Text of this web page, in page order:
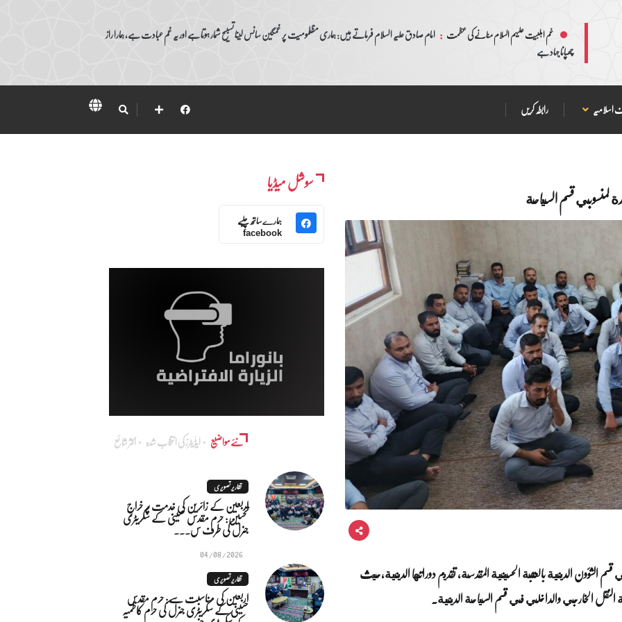
غم اہلبیت علیہم السلام منانے کی عظمت : امام صادق علیہ السلام فرماتے ہیں: ہماری مظلمومیت پر غمگین سانس لینا تسبیح شمار ہوتا ہے اور یہ غم عبادت ہے، ہمارا راز
چھپانا جہاد ہے
اسلامیہ رابطہ کریں
لمنسوبي قسم السياحة
الشؤون الدينية بالعتبة الحسينية المقدسة، تقديم دوراتها الدينية،حيث
النقل الخارجي والداخلي في قسم السياحة الدينية.
سوشل میڈیا
ہمارے ساتھ چلیے
facebook
نئے مواضیع ایڈٰیٹرز کی انتخاب شدہ اکثر شائع
تقاریر تصویری
اربعین کے زائرین کی خدمت پر خراجِ
تحسین: حرم مقدس حسینی کے سکریٹری
جنرل کی طرف س...
04/08/2026
تقاریر تصویری
اربعین کی مناسبت سے: حرم مقدس
حسینی کے سکریٹری جنرل کی حرم کاظمیہ